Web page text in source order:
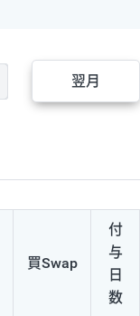
翌月
買Swap
付
与
日
数